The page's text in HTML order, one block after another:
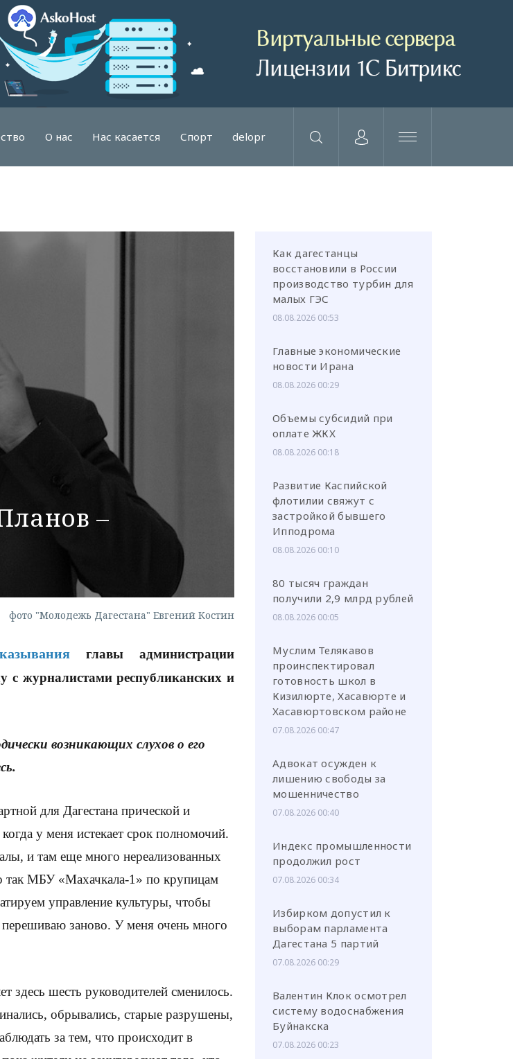
О нас Нас касается Спорт delopr
–
фото "Молодежь Дагестана" Евгений Костин
главы администрации
журналистами республиканских и
возникающих слухов о его
для Дагестана прической и
у меня истекает срок полномочий.
и там еще много нереализованных
так МБУ «Махачкала-1» по крупицам
управление культуры, чтобы
заново. У меня очень много
здесь шесть руководителей сменилось.
обрывались, старые разрушены,
за тем, что происходит в
Как дагестанцы
восстановили в России
производство турбин для
малых ГЭС
08.08.2026 00:53
Главные экономические
новости Ирана
08.08.2026 00:29
Объемы субсидий при
оплате ЖКХ
08.08.2026 00:18
Развитие Каспийской
флотилии свяжут с
застройкой бывшего
Ипподрома
08.08.2026 00:10
80 тысяч граждан
получили 2,9 млрд рублей
08.08.2026 00:05
Муслим Телякавов
проинспектировал
готовность школ в
Кизилюрте, Хасавюрте и
Хасавюртовском районе
07.08.2026 00:47
Адвокат осужден к
лишению свободы за
мошенничество
07.08.2026 00:40
Индекс промышленности
продолжил рост
07.08.2026 00:34
Избирком допустил к
выборам парламента
Дагестана 5 партий
07.08.2026 00:29
Валентин Клок осмотрел
систему водоснабжения
Буйнакска
07.08.2026 00:23